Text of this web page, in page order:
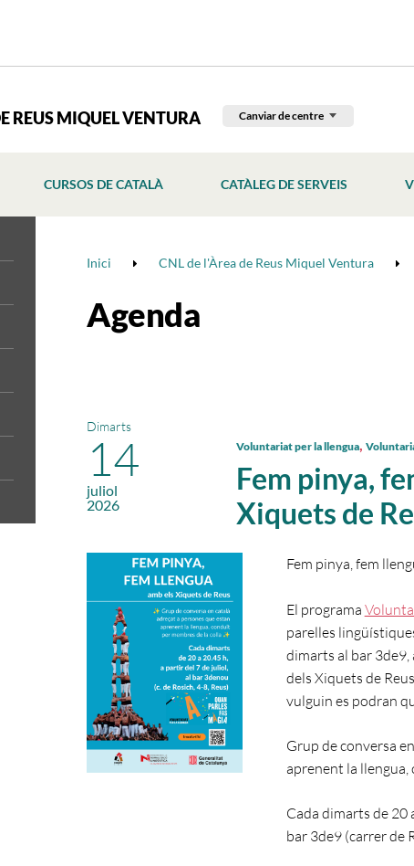
REUS MIQUEL VENTURA Canviar de centre
CURSOS DE CATALÀ CATÀLEG DE SERVEIS
Inici CNL de l'Àrea de Reus Miquel Ventura
Agenda
Fem pinya,
Xiquets de
Voluntariat per la llengua,
Dimarts
14
juliol
2026
Fem pinya, fem
El programa
parelles
dimarts al bar 3de9,
dels Xiquets de
vulguin es podran
Grup de conversa
aprenent la llengua,
Cada dimarts de 20
bar 3de9 (carrer de